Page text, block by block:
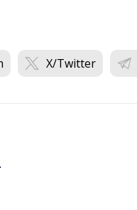
X/Twitter